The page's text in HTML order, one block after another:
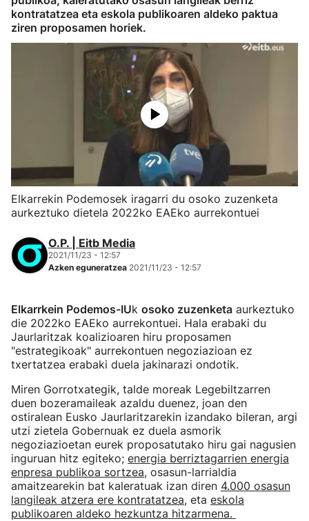
kontratatzea eta eskola publikoaren aldeko paktua
ziren proposamen horiek.
Elkarrekin Podemosek iragarri du osoko zuzenketa
aurkeztuko dietela 2022ko EAEko aurrekontuei
O.P. | Eitb Media
2021/11/23 - 12:57
Azken eguneratzea 2021/11/23 - 12:57
Elkarrkein Podemos-IUk osoko zuzenketa aurkeztuko
die 2022ko EAEko aurrekontuei. Hala erabaki du
Jaurlaritzak koalizioaren hiru proposamen
"estrategikoak" aurrekontuen negoziazioan ez
txertatzea erabaki duela jakinarazi ondotik.
Miren Gorrotxategik, talde moreak Legebiltzarren
duen bozeramaileak azaldu duenez, joan den
ostiralean Eusko Jaurlaritzarekin izandako bileran, argi
utzi zietela Gobernuak ez duela asmorik
negoziazioetan eurek proposatutako hiru gai nagusien
inguruan hitz egiteko; energia berriztagarrien energia
enpresa publikoa sortzea, osasun-larrialdia
amaitzearekin bat kaleratuak izan diren 4.000 osasun
langileak atzera ere kontratatzea, eta eskola
publikoaren aldeko hezkuntza hitzarmena.